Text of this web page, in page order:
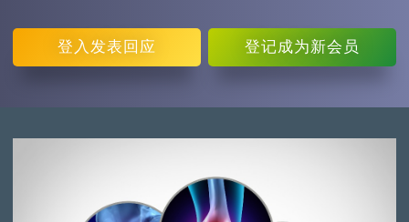
登入 发表回应 登记成为新会员